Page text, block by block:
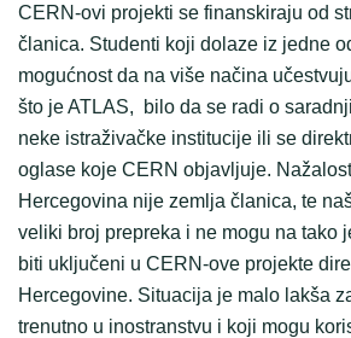
CERN-ovi projekti se finanskiraju od
članica. Studenti koji dolaze iz jedne
mogućnost da na više načina
što je ATLAS, bilo da se radi o
neke istraživačke institucije ili se
oglase koje CERN objavljuje.
Hercegovina nije zemlja članica, te
veliki broj prepreka i ne mogu na tako
biti uključeni u CERN-ove projekte
Hercegovine. Situacija je malo lakša
trenutno u inostranstvu i koji mogu